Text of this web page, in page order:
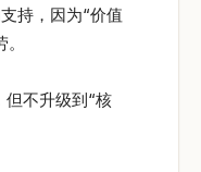
持，因为“价值
但不升级到“核